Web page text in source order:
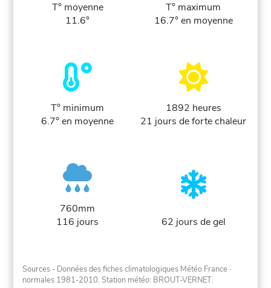
T° moyenne
11.6°
T° maximum
16.7° en moyenne
T° minimum
6.7° en moyenne
1892 heures
21 jours de forte chaleur
760mm
116 jours
62 jours de gel
Sources - Données des fiches climatologiques Météo France ·
normales 1981-2010. Station météo: BROUT-VERNET.